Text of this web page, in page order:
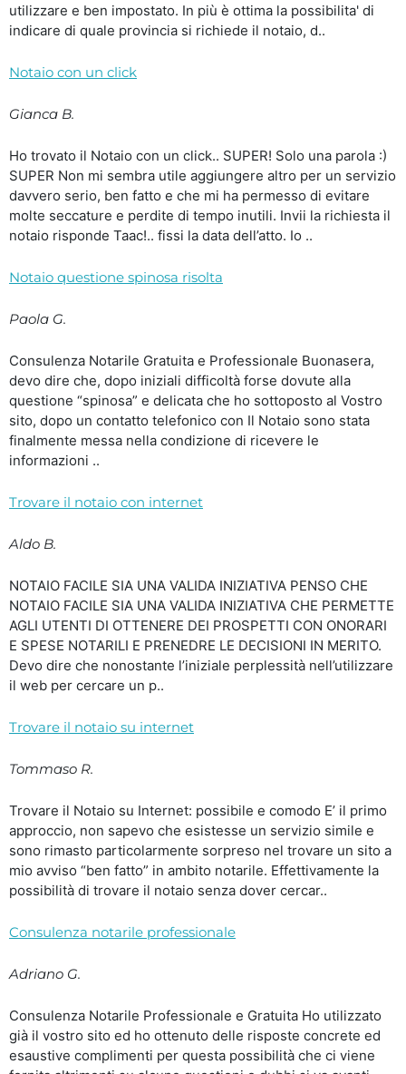
utilizzare e ben impostato. In più è ottima la possibilita' di
indicare di quale provincia si richiede il notaio, d..
Notaio con un click
Gianca B.
Ho trovato il Notaio con un click.. SUPER! Solo una parola :)
SUPER Non mi sembra utile aggiungere altro per un servizio
davvero serio, ben fatto e che mi ha permesso di evitare
molte seccature e perdite di tempo inutili. Invii la richiesta il
notaio risponde Taac!.. fissi la data dell’atto. Io ..
Notaio questione spinosa risolta
Paola G.
Consulenza Notarile Gratuita e Professionale Buonasera,
devo dire che, dopo iniziali difficoltà forse dovute alla
questione “spinosa” e delicata che ho sottoposto al Vostro
sito, dopo un contatto telefonico con Il Notaio sono stata
finalmente messa nella condizione di ricevere le
informazioni ..
Trovare il notaio con internet
Aldo B.
NOTAIO FACILE SIA UNA VALIDA INIZIATIVA PENSO CHE
NOTAIO FACILE SIA UNA VALIDA INIZIATIVA CHE PERMETTE
AGLI UTENTI DI OTTENERE DEI PROSPETTI CON ONORARI
E SPESE NOTARILI E PRENEDRE LE DECISIONI IN MERITO.
Devo dire che nonostante l’iniziale perplessità nell’utilizzare
il web per cercare un p..
Trovare il notaio su internet
Tommaso R.
Trovare il Notaio su Internet: possibile e comodo E’ il primo
approccio, non sapevo che esistesse un servizio simile e
sono rimasto particolarmente sorpreso nel trovare un sito a
mio avviso “ben fatto” in ambito notarile. Effettivamente la
possibilità di trovare il notaio senza dover cercar..
Consulenza notarile professionale
Adriano G.
Consulenza Notarile Professionale e Gratuita Ho utilizzato
già il vostro sito ed ho ottenuto delle risposte concrete ed
esaustive complimenti per questa possibilità che ci viene